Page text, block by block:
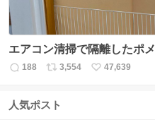
エアコン清掃で隔離したポメ
返
数
188
リ
ス
3,554
い
47,639
人気ポスト